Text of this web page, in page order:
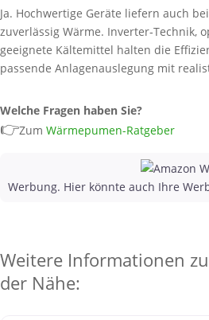
Ja. Hochwertige Geräte liefern auch bei
zuverlässig Wärme. Inverter‑Technik,
geeignete Kältemittel halten die
passende Anlagenauslegung mit
Welche Fragen haben Sie?
👉Zum Wärmepumen-Ratgeber
Werbung. Hier könnte auch Ihre
Weitere Informationen
der Nähe: